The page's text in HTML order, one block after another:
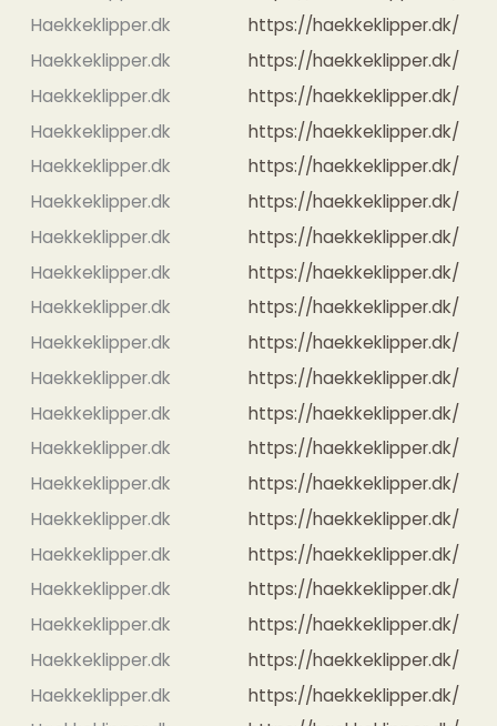
Haekkeklipper.dk
https://haekkeklipper.dk/
Haekkeklipper.dk
https://haekkeklipper.dk/
Haekkeklipper.dk
https://haekkeklipper.dk/
Haekkeklipper.dk
https://haekkeklipper.dk/
Haekkeklipper.dk
https://haekkeklipper.dk/
Haekkeklipper.dk
https://haekkeklipper.dk/
Haekkeklipper.dk
https://haekkeklipper.dk/
Haekkeklipper.dk
https://haekkeklipper.dk/
Haekkeklipper.dk
https://haekkeklipper.dk/
Haekkeklipper.dk
https://haekkeklipper.dk/
Haekkeklipper.dk
https://haekkeklipper.dk/
Haekkeklipper.dk
https://haekkeklipper.dk/
Haekkeklipper.dk
https://haekkeklipper.dk/
Haekkeklipper.dk
https://haekkeklipper.dk/
Haekkeklipper.dk
https://haekkeklipper.dk/
Haekkeklipper.dk
https://haekkeklipper.dk/
Haekkeklipper.dk
https://haekkeklipper.dk/
Haekkeklipper.dk
https://haekkeklipper.dk/
Haekkeklipper.dk
https://haekkeklipper.dk/
Haekkeklipper.dk
https://haekkeklipper.dk/